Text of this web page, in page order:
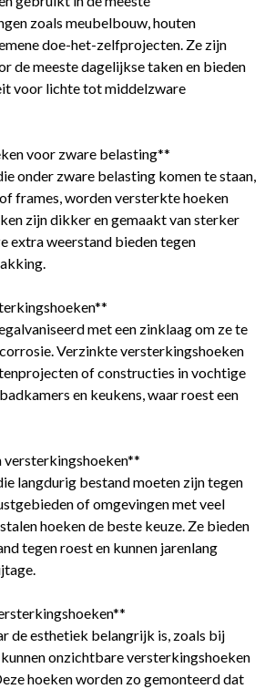
zoals meubelbouw, houten
doe-het-zelfprojecten. Ze zijn
de meeste dagelijkse taken en bieden
voor lichte tot middelzware
voor zware belasting**
onder zware belasting komen te staan,
frames, worden versterkte hoeken
zijn dikker en gemaakt van sterker
extra weerstand bieden tegen
met een zinklaag om ze te
Verzinkte versterkingshoeken
of constructies in vochtige
en keukens, waar roest een
langdurig bestand moeten zijn tegen
of omgevingen met veel
hoeken de beste keuze. Ze bieden
tegen roest en kunnen jarenlang
de esthetiek belangrijk is, zoals bij
onzichtbare versterkingshoeken
hoeken worden zo gemonteerd dat